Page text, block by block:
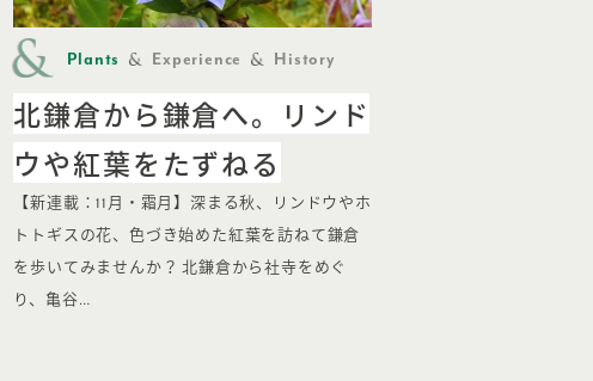
Plants Experience History
北鎌倉から鎌倉へ。リンド
ウや紅葉をたずねる
【新連載：11月・霜月】深まる秋、リンドウやホ
トトギスの花、色づき始めた紅葉を訪ねて鎌倉
を歩いてみませんか？ 北鎌倉から社寺をめぐ
り、亀谷…